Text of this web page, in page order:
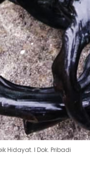
Hidayat. l Dok. Pribadi